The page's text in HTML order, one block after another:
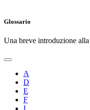
Glossario
Una breve introduzione
A
D
E
F